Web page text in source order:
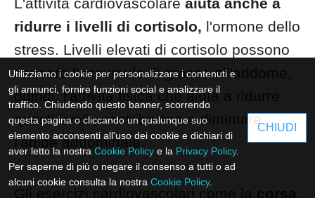
ridurre i livelli di cortisolo, l'ormone dello
stress. Livelli elevati di cortisolo possono
causare l'accumulo di grasso all'addome,
quindi, l'attività fisica che aiuta a ridurre
questi livelli, contribuisca a diminuire
l'adipe addominale.
Utilizziamo i cookie per personalizzare i contenuti e
gli annunci, fornire funzioni social e analizzare il
traffico. Chiudendo questo banner, scorrendo
questa pagina o cliccando un qualunque suo
elemento acconsenti all'uso dei cookie e dichiari di
aver letto la nostra Cookie Policy e la Privacy Policy.
Per saperne di più o negare il consenso a tutti o ad
alcuni cookie consulta la nostra Cookie Policy.
CHIUDI